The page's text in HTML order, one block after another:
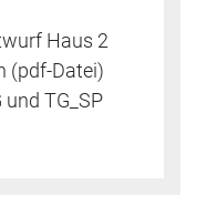
Haus 2
(pdf-Datei)
TG_SP